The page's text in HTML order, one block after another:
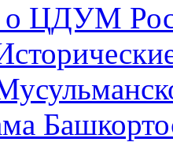
о ЦДУМ